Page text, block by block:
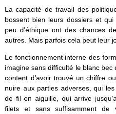
La capacité de travail des
bossent bien leurs dossiers et
peu d’éthique ont des chances
autres. Mais parfois cela peut leur
Le fonctionnement interne des
imagine sans difficulté le blanc bec
content d’avoir trouvé un chiffre
nuire aux parties adverses, qui
de fil en aiguille, qui arrive
filets et sans suffisamment de